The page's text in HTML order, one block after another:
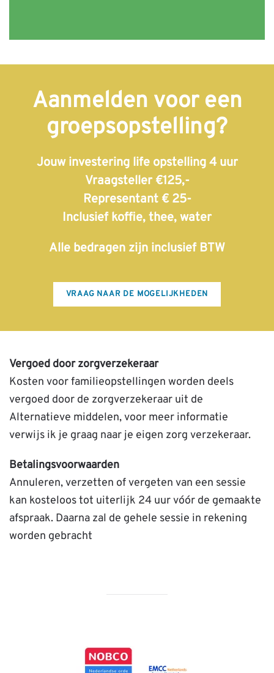
Aanmelden voor een
groepsopstelling?
Jouw investering life opstelling 4 uur
Vraagsteller €125,-
Representant € 25-
Inclusief koffie, thee, water
Alle bedragen zijn inclusief BTW
VRAAG NAAR DE MOGELIJKHEDEN
Vergoed door zorgverzekeraar
Kosten voor familieopstellingen worden deels
vergoed door de zorgverzekeraar uit de
Alternatieve middelen, voor meer informatie
verwijs ik je graag naar je eigen zorg verzekeraar.
Betalingsvoorwaarden
Annuleren, verzetten of vergeten van een sessie
kan kosteloos tot uiterlijk 24 uur vóór de gemaakte
afspraak. Daarna zal de gehele sessie in rekening
worden gebracht